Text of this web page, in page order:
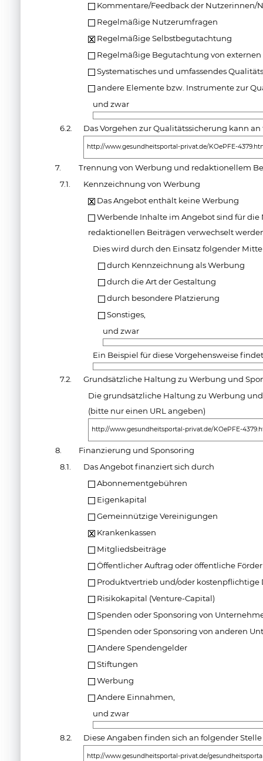
Kommentare/Feedback der Nutzerinnen/
Regelmäßige Nutzerumfragen
Regelmäßige Selbstbegutachtung
Regelmäßige Begutachtung von
Systematisches und umfassendes
andere Elemente bzw. Instrumente zur
und zwar
6.2. Das Vorgehen zur Qualitätssicherung kann
http://www.gesundheitsportal-privat.de/KOePFE-
7.
Trennung von Werbung und redaktionellem
7.1.
Kennzeichnung von Werbung
Das Angebot enthält keine Werbung
Werbende Inhalte im Angebot sind für die
redaktionellen Beiträgen verwechselt
Dies wird durch den Einsatz folgender
durch Kennzeichnung als Werbung
durch die Art der Gestaltung
durch besondere Platzierung
Sonstiges,
und zwar
Ein Beispiel für diese Vorgehensweise
7.2.
Grundsätzliche Haltung zu Werbung und
Die grundsätzliche Haltung zu Werbung
(bitte nur einen URL angeben)
http://www.gesundheitsportal-privat.de/KOePFE-
8.
Finanzierung und Sponsoring
8.1.
Das Angebot finanziert sich durch
Abonnementgebühren
Eigenkapital
Gemeinnützige Vereinigungen
Krankenkassen
Mitgliedsbeiträge
Öffentlicher Auftrag oder öffentliche
Produktvertrieb und/oder kostenpflichtige
Risikokapital (Venture-Capital)
Spenden oder Sponsoring von
Spenden oder Sponsoring von anderen
Andere Spendengelder
Stiftungen
Werbung
Andere Einnahmen,
und zwar
8.2. Diese Angaben finden sich an folgender
http://www.gesundheitsportal-privat.de/